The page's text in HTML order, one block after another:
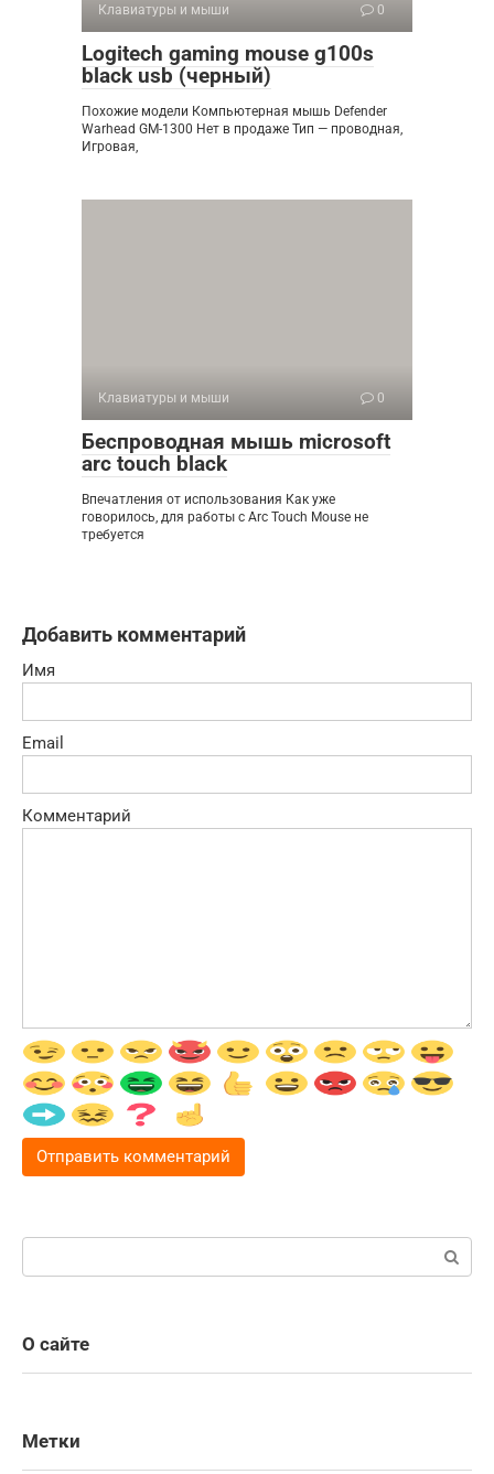
Клавиатуры и мыши 0
Logitech gaming mouse g100s
black usb (черный)
Похожие модели Компьютерная мышь Defender
Warhead GM-1300 Нет в продаже Тип — проводная,
Игровая,
Клавиатуры и мыши 0
Беспроводная мышь microsoft
arc touch black
Впечатления от использования Как уже
говорилось, для работы с Arc Touch Mouse не
требуется
Добавить комментарий
Имя
Email
Комментарий
Поиск:
О сайте
Метки